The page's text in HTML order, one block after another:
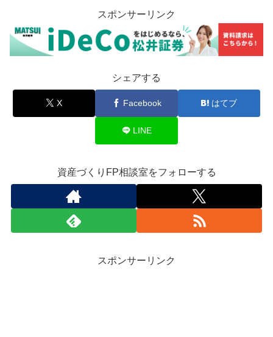
スポンサーリンク
シェアする
X Facebook はてブ
LINE
資産づくりFP相談室をフォローする
スポンサーリンク